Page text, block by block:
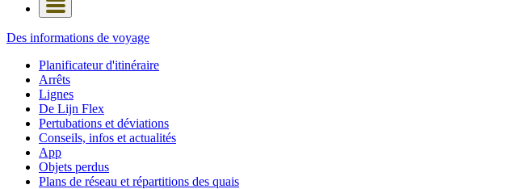
Des informations de voyage
Planificateur d'itinéraire
Arrêts
Lignes
De Lijn Flex
Pertubations et déviations
Conseils, infos et actualités
App
Objets perdus
Plans de réseau et répartitions des quais